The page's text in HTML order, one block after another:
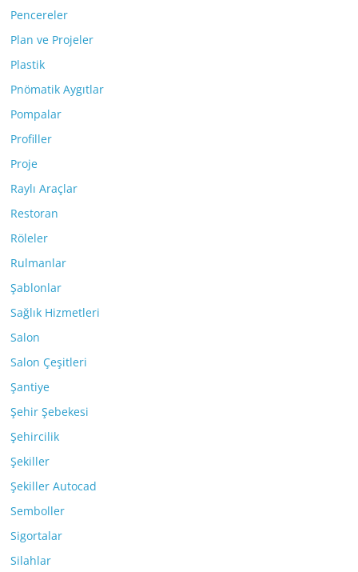
Pencereler
Plan ve Projeler
Plastik
Pnömatik Aygıtlar
Pompalar
Profiller
Proje
Raylı Araçlar
Restoran
Röleler
Rulmanlar
Şablonlar
Sağlık Hizmetleri
Salon
Salon Çeşitleri
Şantiye
Şehir Şebekesi
Şehircilik
Şekiller
Şekiller Autocad
Semboller
Sigortalar
Silahlar